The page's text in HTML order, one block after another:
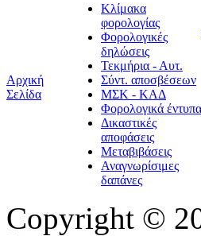
Αρχική
Σελίδα
Κλίμακα
φορολογίας
Φορολογικές
δηλώσεις
Τεκμήρια - Αυτ.
Σύντ. αποσβέσεων
ΜΣΚ - ΚΑΔ
Φορολογικά έντυπα
Δικαστικές
αποφάσεις
Μεταβιβάσεις
Αναγνωρίσιμες
δαπάνες
Copyright ©